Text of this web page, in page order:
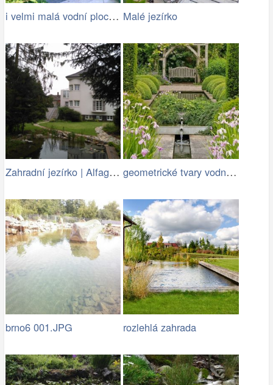
i velmi malá vodní plocha oživí zahradu Malé jezírko
Zahradní jezírko | Alfagreen.cz geometrické tvary vodních ploch jsou…
brno6 001.JPG rozlehlá zahrada